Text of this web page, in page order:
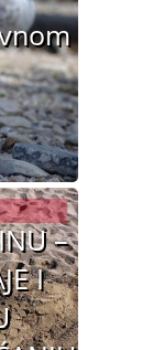
–
I